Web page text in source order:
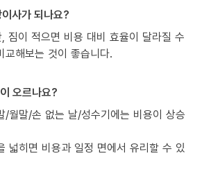
사가 되나요?
짐이 적으면 비용 대비 효율이 달라질 수
교해보는 것이 좋습니다.
오르나요?
/월말/손 없는 날/성수기에는 비용이 상승
넓히면 비용과 일정 면에서 유리할 수 있